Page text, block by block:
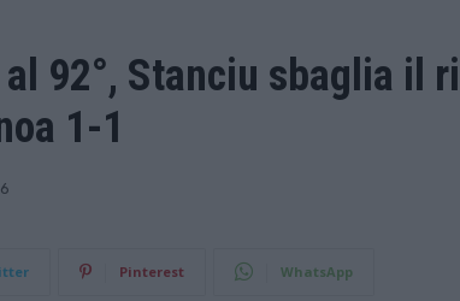
92°, Stanciu sbaglia il
1-1
Pinterest WhatsApp